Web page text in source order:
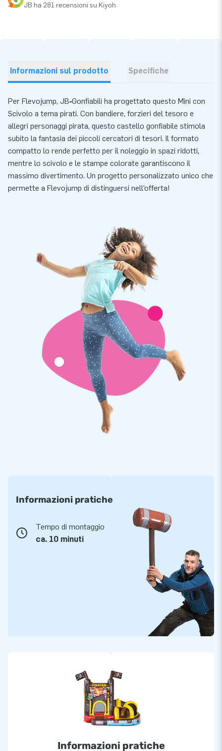
JB ha 281 recensioni su Kiyoh
Informazioni sul prodotto Specifiche
Per Flevojump, JB‑Gonfiabili ha progettato questo Mini con
Scivolo a tema pirati. Con bandiere, forzieri del tesoro e
allegri personaggi pirata, questo castello gonfiabile stimola
subito la fantasia dei piccoli cercatori di tesori. Il formato
compatto lo rende perfetto per il noleggio in spazi ridotti,
mentre lo scivolo e le stampe colorate garantiscono il
massimo divertimento. Un progetto personalizzato unico che
permette a Flevojump di distinguersi nell’offerta!
Informazioni pratiche
Tempo di montaggio
ca. 10 minuti
Informazioni pratiche